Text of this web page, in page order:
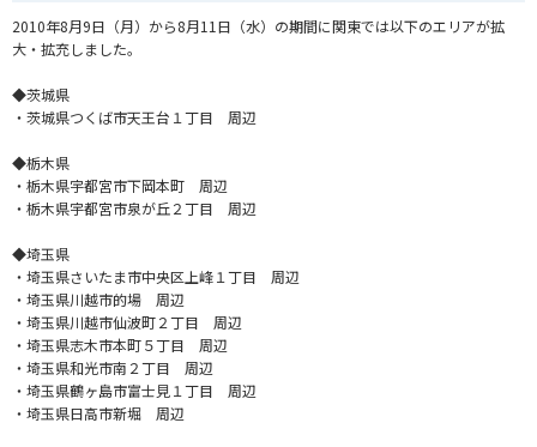
2010年8月9日（月）から8月11日（水）の期間に関東では以下のエリアが拡
大・拡充しました。
◆茨城県
・茨城県つくば市天王台１丁目 周辺
◆栃木県
・栃木県宇都宮市下岡本町 周辺
・栃木県宇都宮市泉が丘２丁目 周辺
◆埼玉県
・埼玉県さいたま市中央区上峰１丁目 周辺
・埼玉県川越市的場 周辺
・埼玉県川越市仙波町２丁目 周辺
・埼玉県志木市本町５丁目 周辺
・埼玉県和光市南２丁目 周辺
・埼玉県鶴ヶ島市富士見１丁目 周辺
・埼玉県日高市新堀 周辺